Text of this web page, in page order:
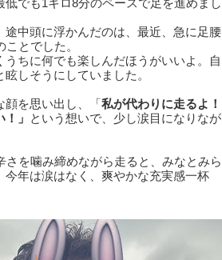
でも1キロ8分のペースで足を進めまし
中頭に浮かんだのは、最近、急に足腰
とでした。
ちに何でも楽しんだほうがいいよ。自
しそうにしていました。
顔を思い出し、「私が代わりに走るよ！
」 という想いで、少し涙目になりなが
を噛み締めながら走ると、みなとみら
年は涙はなく、爽やかな充実感一杯